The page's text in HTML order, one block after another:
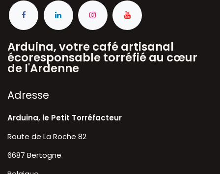
Arduina, votre café artisanal
écoresponsable torréfié au cœur
de l'Ardenne
A​dresse
Arduina, le Petit Torréfacteur
Route de La Roche 82
6687 Bertogne